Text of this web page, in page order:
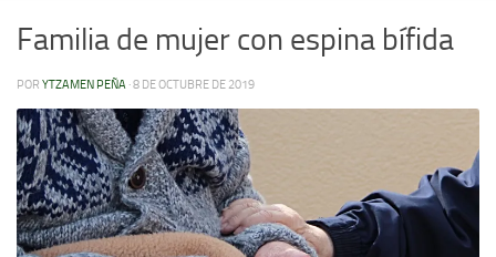
Familia de mujer con espina bífida
POR YTZAMEN PEÑA ·8 DE OCTUBRE DE 2019